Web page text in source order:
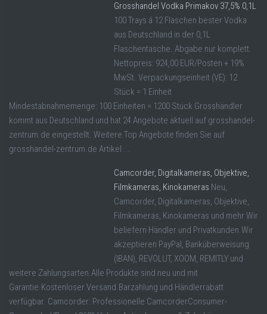
Grosshandel Vodka Primakov 37,5% 0,1L
100 Trays á 12 Flaschen bester Vodka
aus Deutschland in der 0,1L
Flaschentasche. Abgabe nur komplett.
Nettopreis: 924,00 EUR/Posten + 19%
MwSt. Verpackungseinheit (VE): 12
Stück = 1 Einheit
Mindestabnahmemenge: 100 Einheiten = 1200 Stück Grosshändler
kommt aus Deutschland und hat 24 Angebote aktuell auf grosshandel-
zentrum.de eingestellt. Weitere Top Angebote finden Sie auf
grosshandel-zentrum.de Artikel ...
Camcorder, Digitalkameras, Objektive,
Filmkameras, Kinokameras Neu,
Camcorder, Digitalkameras, Objektive,
Filmkameras, Kinokameras und mehr Wir
beliefern Händler und Privatkunden.Wir
akzeptieren PayPal, Banküberweisung
(IBAN), REVOLUT, XOOM, REMITLY und
weitere Zahlungsarten.Alle Produkte sind neu und mit
Garantie.Kostenloser Versand.Barzahlung und Händlerrabatt
verfügbar. Camcorder: Professionelle CamcorderConsumer-